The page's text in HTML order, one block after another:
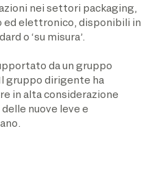
nei settori packaging,
ed elettronico, disponibili in
o ‘su misura’.
da un gruppo
gruppo dirigente ha
in alta considerazione
nuove leve e